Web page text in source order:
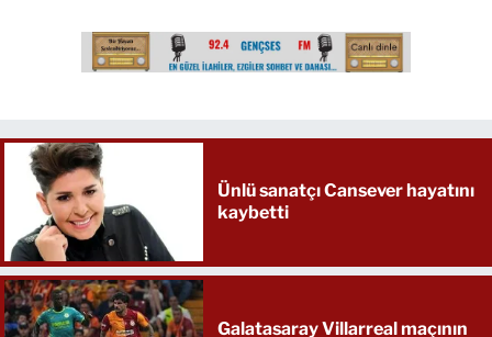
Ünlü sanatçı Cansever hayatını
kaybetti
Galatasaray Villarreal maçının